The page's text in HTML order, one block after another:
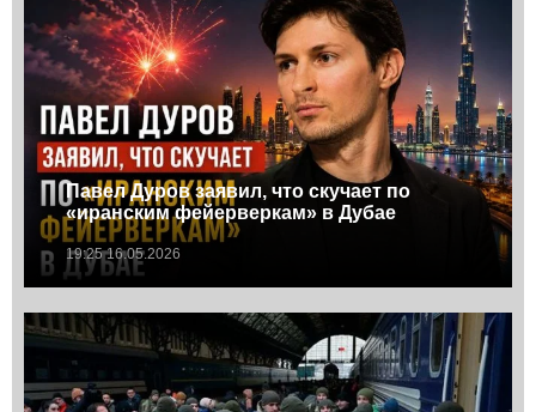
Павел Дуров заявил, что скучает по
«иранским фейерверкам» в Дубае
19:25 16.05.2026